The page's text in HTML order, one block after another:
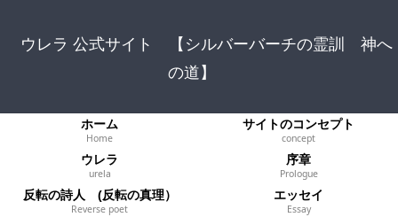
ウレラ 公式サイト 【シルバーバーチの霊訓 神へ
の道】
ホーム
Home
サイトのコンセプト
concept
ウレラ
urela
序章
Prologue
反転の詩人 (反転の真理）
Reverse poet
エッセイ
Essay